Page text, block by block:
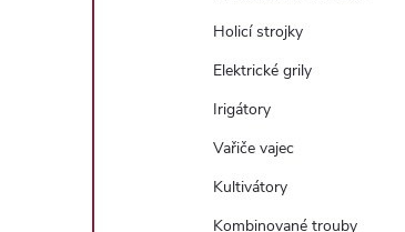
Holicí strojky
Elektrické grily
Irigátory
Vařiče vajec
Kultivátory
Kombinované trouby